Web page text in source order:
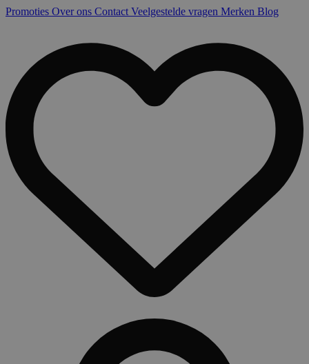
Promoties Over ons Contact Veelgestelde vragen Merken Blog